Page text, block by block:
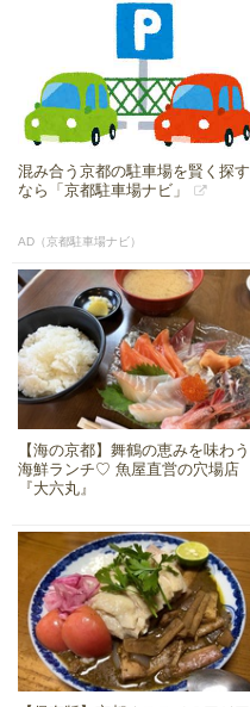
混み合う京都の駐車場を賢く探す
なら「京都駐車場ナビ」
AD（京都駐車場ナビ）
【海の京都】舞鶴の恵みを味わう
海鮮ランチ♡ 魚屋直営の穴場店
『大六丸』